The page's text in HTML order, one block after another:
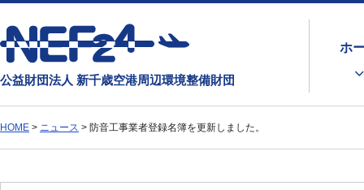
公益財団法人 新千歳空港周辺環境整備財団
ホ
HOME > ニュース > 防音工事業者登録名簿を更新しました。